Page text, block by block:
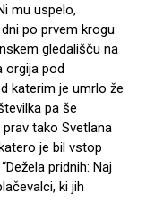
mu uspelo,
po prvem krogu
gledališču na
orgija pod
katerim je umrlo že
pa še
tako Svetlana
je bil vstop
pridnih: Naj
ki jih